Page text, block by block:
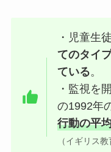
・児童生
てのタイ
ている。
・監視を
の1992年
行動の平
（イギリス